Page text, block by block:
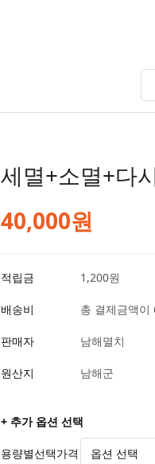
세멸+소멸+다
40,000원
적립금 1,200원
배송비 총 결제금액
판매자 남해멸치
원산지 남해군
+ 추가 옵션 선택
용량별선택가격